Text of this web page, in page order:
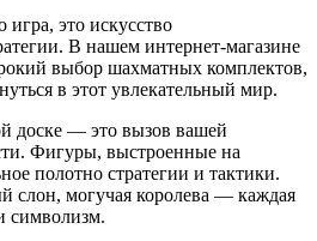
это искусство
В нашем интернет-магазине
выбор шахматных комплектов,
в этот увлекательный мир.
доске — это вызов вашей
Фигуры, выстроенные на
полотно стратегии и тактики.
слон, могучая королева — каждая
символизм.